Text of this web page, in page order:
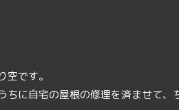
です。
に自宅の屋根の修理を済ませて、